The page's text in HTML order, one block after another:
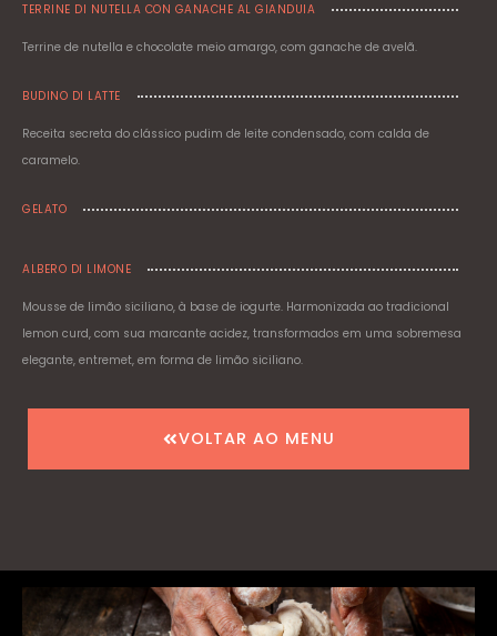
TERRINE DI NUTELLA CON GANACHE AL GIANDUIA
Terrine de nutella e chocolate meio amargo, com ganache de avelã.
BUDINO DI LATTE
Receita secreta do clássico pudim de leite condensado, com calda de
caramelo.
GELATO
ALBERO DI LIMONE
Mousse de limão siciliano, à base de iogurte. Harmonizada ao tradicional
lemon curd, com sua marcante acidez, transformados em uma sobremesa
elegante, entremet, em forma de limão siciliano.
VOLTAR AO MENU